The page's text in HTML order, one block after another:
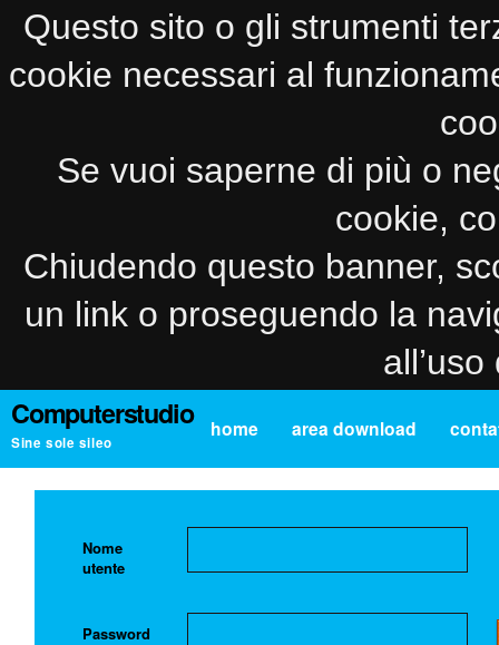
Questo sito o gli strumenti
cookie necessari al
Se vuoi saperne di più o
cookie,
Chiudendo questo banner,
un link o proseguendo la
Computerstudio
Sine sole sileo
home area download
Nome
utente
Password